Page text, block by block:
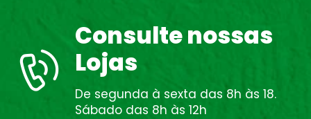
Consulte nossas
Lojas
De segunda à sexta das 8h às 18.
Sábado das 8h às 12h